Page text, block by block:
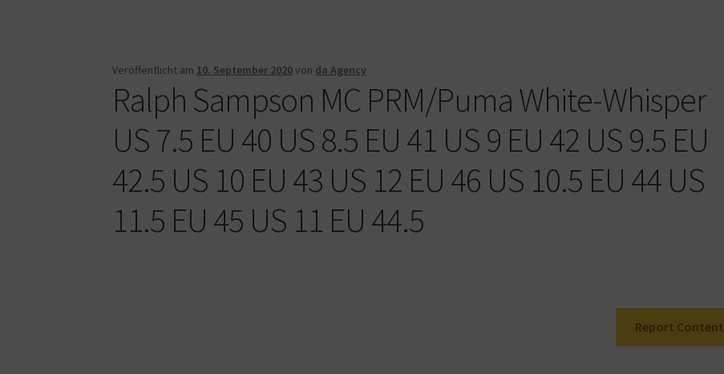
Veröffentlicht am 10. September 2020von da Agency
Ralph Sampson MC PRM/Puma White-Whisper
US 7.5 EU 40 US 8.5 EU 41 US 9 EU 42 US 9.5 EU
42.5 US 10 EU 43 US 12 EU 46 US 10.5 EU 44 US
11.5 EU 45 US 11 EU 44.5
Report Content